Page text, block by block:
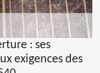
: ses
exigences des